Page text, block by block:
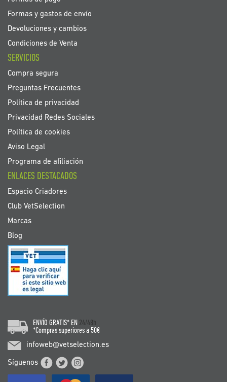
Formas y gastos de envío
Devoluciones y cambios
Condiciones de Venta
SERVICIOS
Compra segura
Preguntas Frecuentes
Política de privacidad
Privacidad Redes Sociales
Política de cookies
Aviso Legal
Programa de afiliación
ENLACES DESTACADOS
Espacio Criadores
Club VetSelection
Marcas
Blog
ENVÍO GRATIS* EN 24/48h
*Compras superiores a 50€
infoweb@vetselection.es
Síguenos